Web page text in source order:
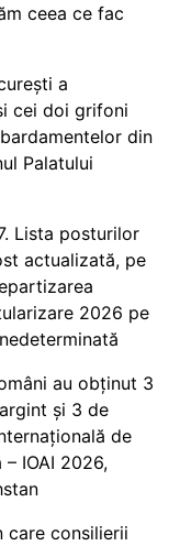
ceea ce fac
a
cei doi grifoni
din
Palatului
Lista posturilor
actualizată, pe
2026 pe
au obținut 3
și 3 de
de
IOAI 2026,
care consilierii